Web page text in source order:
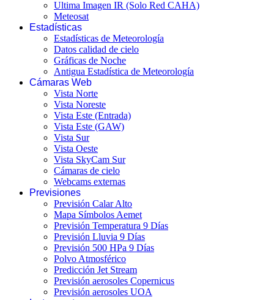
Ultima Imagen IR (Solo Red CAHA)
Meteosat
Estadísticas
Estadísticas de Meteorología
Datos calidad de cielo
Gráficas de Noche
Antigua Estadística de Meteorología
Cámaras Web
Vista Norte
Vista Noreste
Vista Este (Entrada)
Vista Este (GAW)
Vista Sur
Vista Oeste
Vista SkyCam Sur
Cámaras de cielo
Webcams externas
Previsiones
Previsión Calar Alto
Mapa Símbolos Aemet
Previsión Temperatura 9 Días
Previsión Lluvia 9 Días
Previsión 500 HPa 9 Días
Polvo Atmosférico
Predicción Jet Stream
Previsión aerosoles Copernicus
Previsión aerosoles UOA